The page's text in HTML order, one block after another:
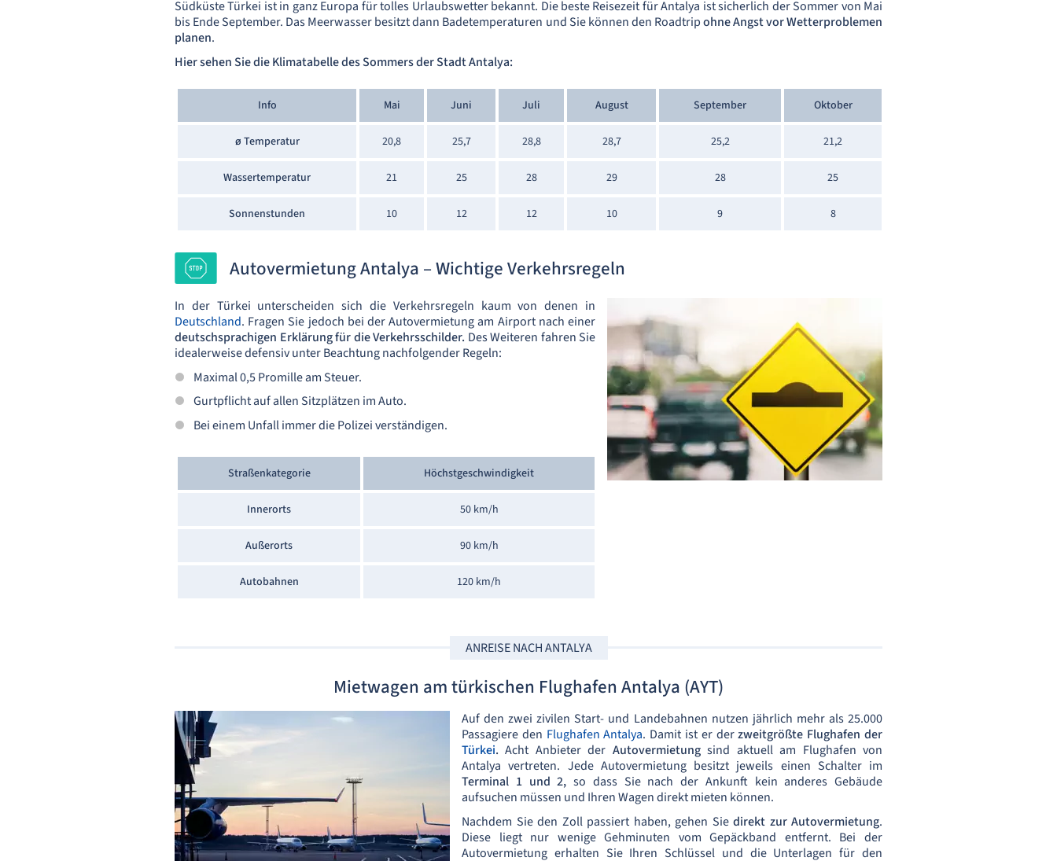
Südküste Türkei ist in ganz Europa für tolles Urlaubswetter bekannt. Die beste Reisezeit für Antalya ist sicherlich der Sommer von Mai
bis Ende September. Das Meerwasser besitzt dann Badetemperaturen und Sie können den Roadtripohne Angst vor Wetterproblemen
planen.
Hier sehen Sie die Klimatabelle des Sommers der Stadt Antalya:
Info Mai Juni Juli August September Oktober
ø Temperatur 20,8 25,7 28,8 28,7 25,2 21,2
Wassertemperatur 21 25 28 29 28 25
Sonnenstunden 10 12 12 10 9 8
Autovermietung Antalya – Wichtige Verkehrsregeln
In der Türkei unterscheiden sich die Verkehrsregeln kaum von denen in
Deutschland. Fragen Sie jedoch bei der Autovermietung am Airport nach einer
deutschsprachigen Erklärung für die Verkehrsschilder. Des Weiteren fahren Sie
idealerweise defensiv unter Beachtung nachfolgender Regeln:
Maximal 0,5 Promille am Steuer.
Gurtpflicht auf allen Sitzplätzen im Auto.
Bei einem Unfall immer die Polizei verständigen.
Straßenkategorie Höchstgeschwindigkeit
Innerorts 50 km/h
Außerorts 90 km/h
Autobahnen 120 km/h
ANREISE NACH ANTALYA
Mietwagen am türkischen Flughafen Antalya (AYT)
Auf den zwei zivilen Start- und Landebahnen nutzen jährlich mehr als 25.000
Passagiere den Flughafen Antalya. Damit ist er derzweitgrößte Flughafen der
Türkei. Acht Anbieter der Autovermietungsind aktuell am Flughafen von
Antalya vertreten. Jede Autovermietung besitzt jeweils einen Schalter im
Terminal 1 und 2, so dass Sie nach der Ankunft kein anderes Gebäude
aufsuchen müssen und Ihren Wagen direkt mieten können.
Nachdem Sie den Zoll passiert haben, gehen Siedirekt zur Autovermietung.
Diese liegt nur wenige Gehminuten vom Gepäckband entfernt. Bei der
Autovermietung erhalten Sie Ihren Schlüssel und die Unterlagen für den